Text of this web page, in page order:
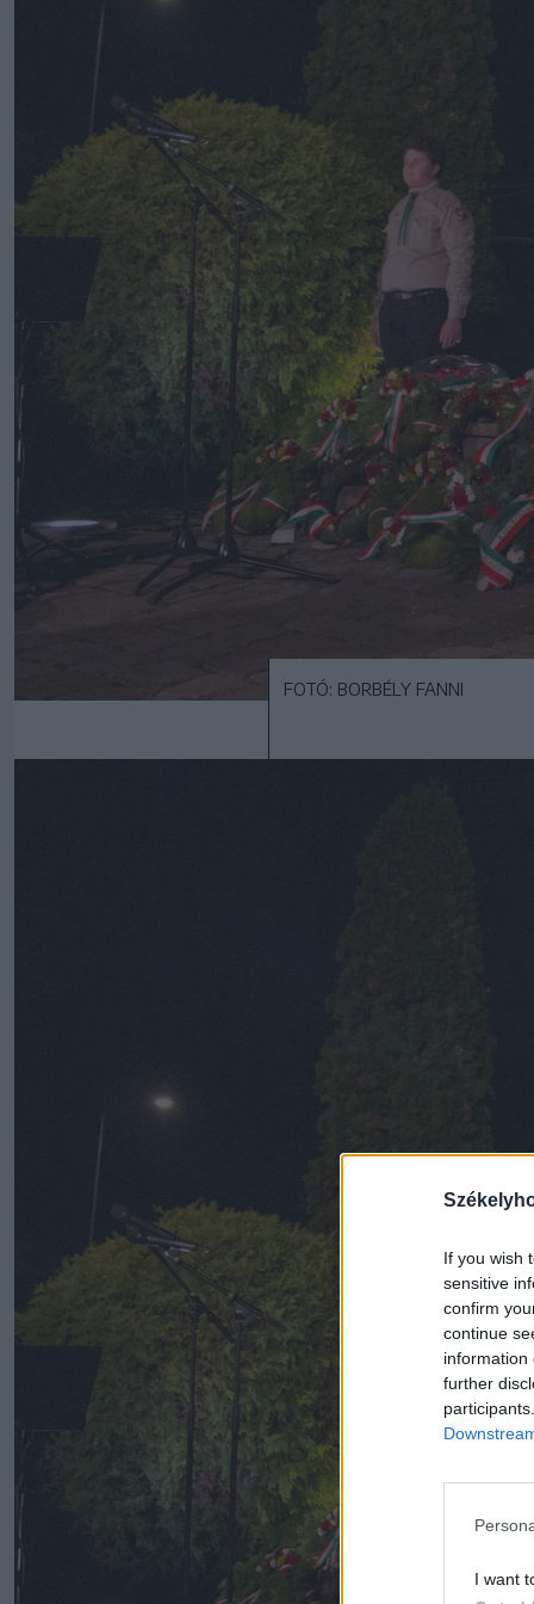
If you wish
sensitive
confirm
continue
information
further
I want
FOTÓ: BORBÉLY FANNI